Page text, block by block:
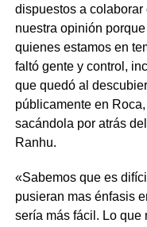
dispuestos a
nuestra opinión
quienes estamos en
faltó gente y control,
que quedó al
públicamente en
sacándola por atrás
Ranhu.
«Sabemos que es
pusieran mas énfasis
sería más fácil. Lo que